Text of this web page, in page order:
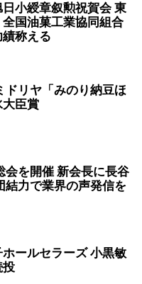
小綬章叙勲祝賀会 東
国油菓工業協同組合
称える
ドリヤ「みのり納豆ほ
臣賞
会を開催 新会長に長谷
結力で業界の声発信を
ールセラーズ 小黒敏
投